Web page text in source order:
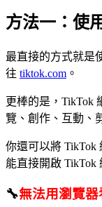
方法一：使
最直接的方式就是
往 tiktok.com 。
更棒的是，TikTok
覽、創作、互動、
你還可以將 TikTok
能直接開啟 TikTok
🔧無法用瀏覽